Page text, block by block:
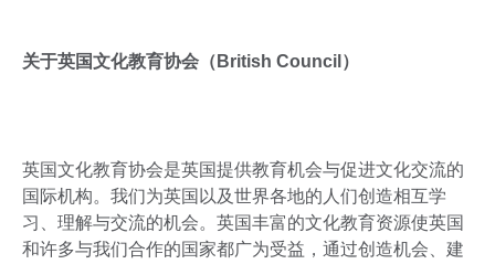
关于英国文化教育协会（British Council）
英国文化教育协会是英国提供教育机会与促进文化交流的
国际机构。我们为英国以及世界各地的人们创造相互学
习、理解与交流的机会。英国丰富的文化教育资源使英国
和许多与我们合作的国家都广为受益，通过创造机会、建